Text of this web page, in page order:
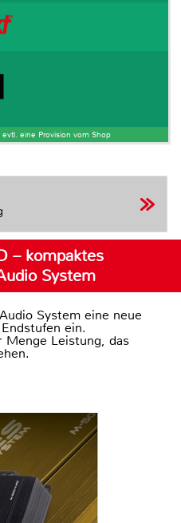
eine Provision vom Shop
– kompaktes
System
System eine neue
ein.
Menge Leistung, das